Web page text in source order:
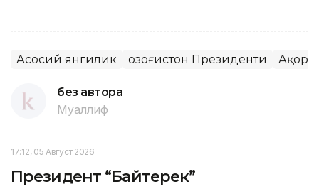
Асосий янгилик Қозоғистон Президенти
без автора
Муаллиф
17:12, 05 Август 2026
Президент “Байтерек”